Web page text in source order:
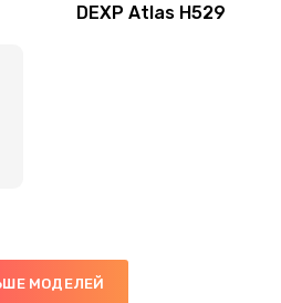
DEXP Atlas H529
МОДЕЛЕЙ